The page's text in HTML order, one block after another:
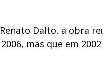
Dalto, a obra
mas que em